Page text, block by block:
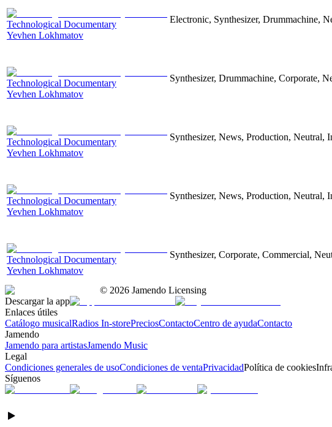
Technological Documentary
Yevhen Lokhmatov
Electronic, Synthesizer, Drummachine,
Technological Documentary
Yevhen Lokhmatov
Synthesizer, Drummachine, Corporate,
Technological Documentary
Yevhen Lokhmatov
Synthesizer, News, Production, Neutral,
Technological Documentary
Yevhen Lokhmatov
Synthesizer, News, Production, Neutral,
Technological Documentary
Yevhen Lokhmatov
Synthesizer, Corporate, Commercial,
© 2026 Jamendo Licensing
Descargar la app
Enlaces útiles
Catálogo musicalRadios In-storePreciosContactoCentro de ayudaContacto
Jamendo
Jamendo para artistasJamendo Music
Legal
Condiciones generales de usoCondiciones de ventaPrivacidadPolítica de cookies
Síguenos